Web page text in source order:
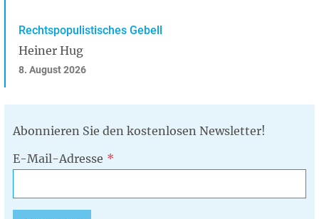
Rechtspopulistisches Gebell
Heiner Hug
8. August 2026
Abonnieren Sie den kostenlosen Newsletter!
E-Mail-Adresse